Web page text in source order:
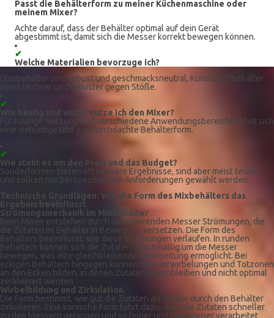
Passt die Behälterform zu meiner Küchenmaschine oder
meinem Mixer?
Achte darauf, dass der Behälter optimal auf dein Gerät
abgestimmt ist, damit sich die Messer korrekt bewegen können.
✔
Welche Materialien bevorzuge ich?
Glasbehälter sind robust und geschmacksneutral, Kunststoffbehälter
meist leichter und robuster gegen Stöße.
✔
Wie häufig und wofür nutze ich den Mixer?
Für häufige Nutzung und verschiedene Anwendungsbereiche lohnt sich
eine vielseitige und gut durchdachte Behälterform.
✔
Wie steht es um den Preis und das Budget?
Sonderformen bieten oft bessere Ergebnisse, sind aber meist teurer
und sollten nur bei spezifischen Anforderungen gewählt werden.
Technische Grundlagen: Wie die Form des Mixbehälters das
Ergebnis beeinflusst
Strömungsmechanik im Mixbehälter
Beim Mixen entstehen durch die rotierenden Messer Strömungen, die
die Zutaten im Behälter in Bewegung versetzen. Die Form des
Behälters beeinflusst, wie diese Strömungen verlaufen. In runden
Behältern können sich die Zutaten gleichmäßig um die Messer
bewegen, was eine gleichbleibende Verarbeitung ermöglicht. Bei
eckigen Behältern hingegen können sich Verwirbelungen und Totzonen
an den Ecken bilden, in denen Zutaten liegenbleiben und nicht optimal
zerkleinert werden.
Wirbelbildung und Zirkulation
Die Form bestimmt, wie gut die Zutaten als Wirbel durch den Behälter
zirkulieren. Eine konische Form führt dazu, dass die Zutaten schneller
zu den Messern gelangen und so feiner und homogener verarbeitet